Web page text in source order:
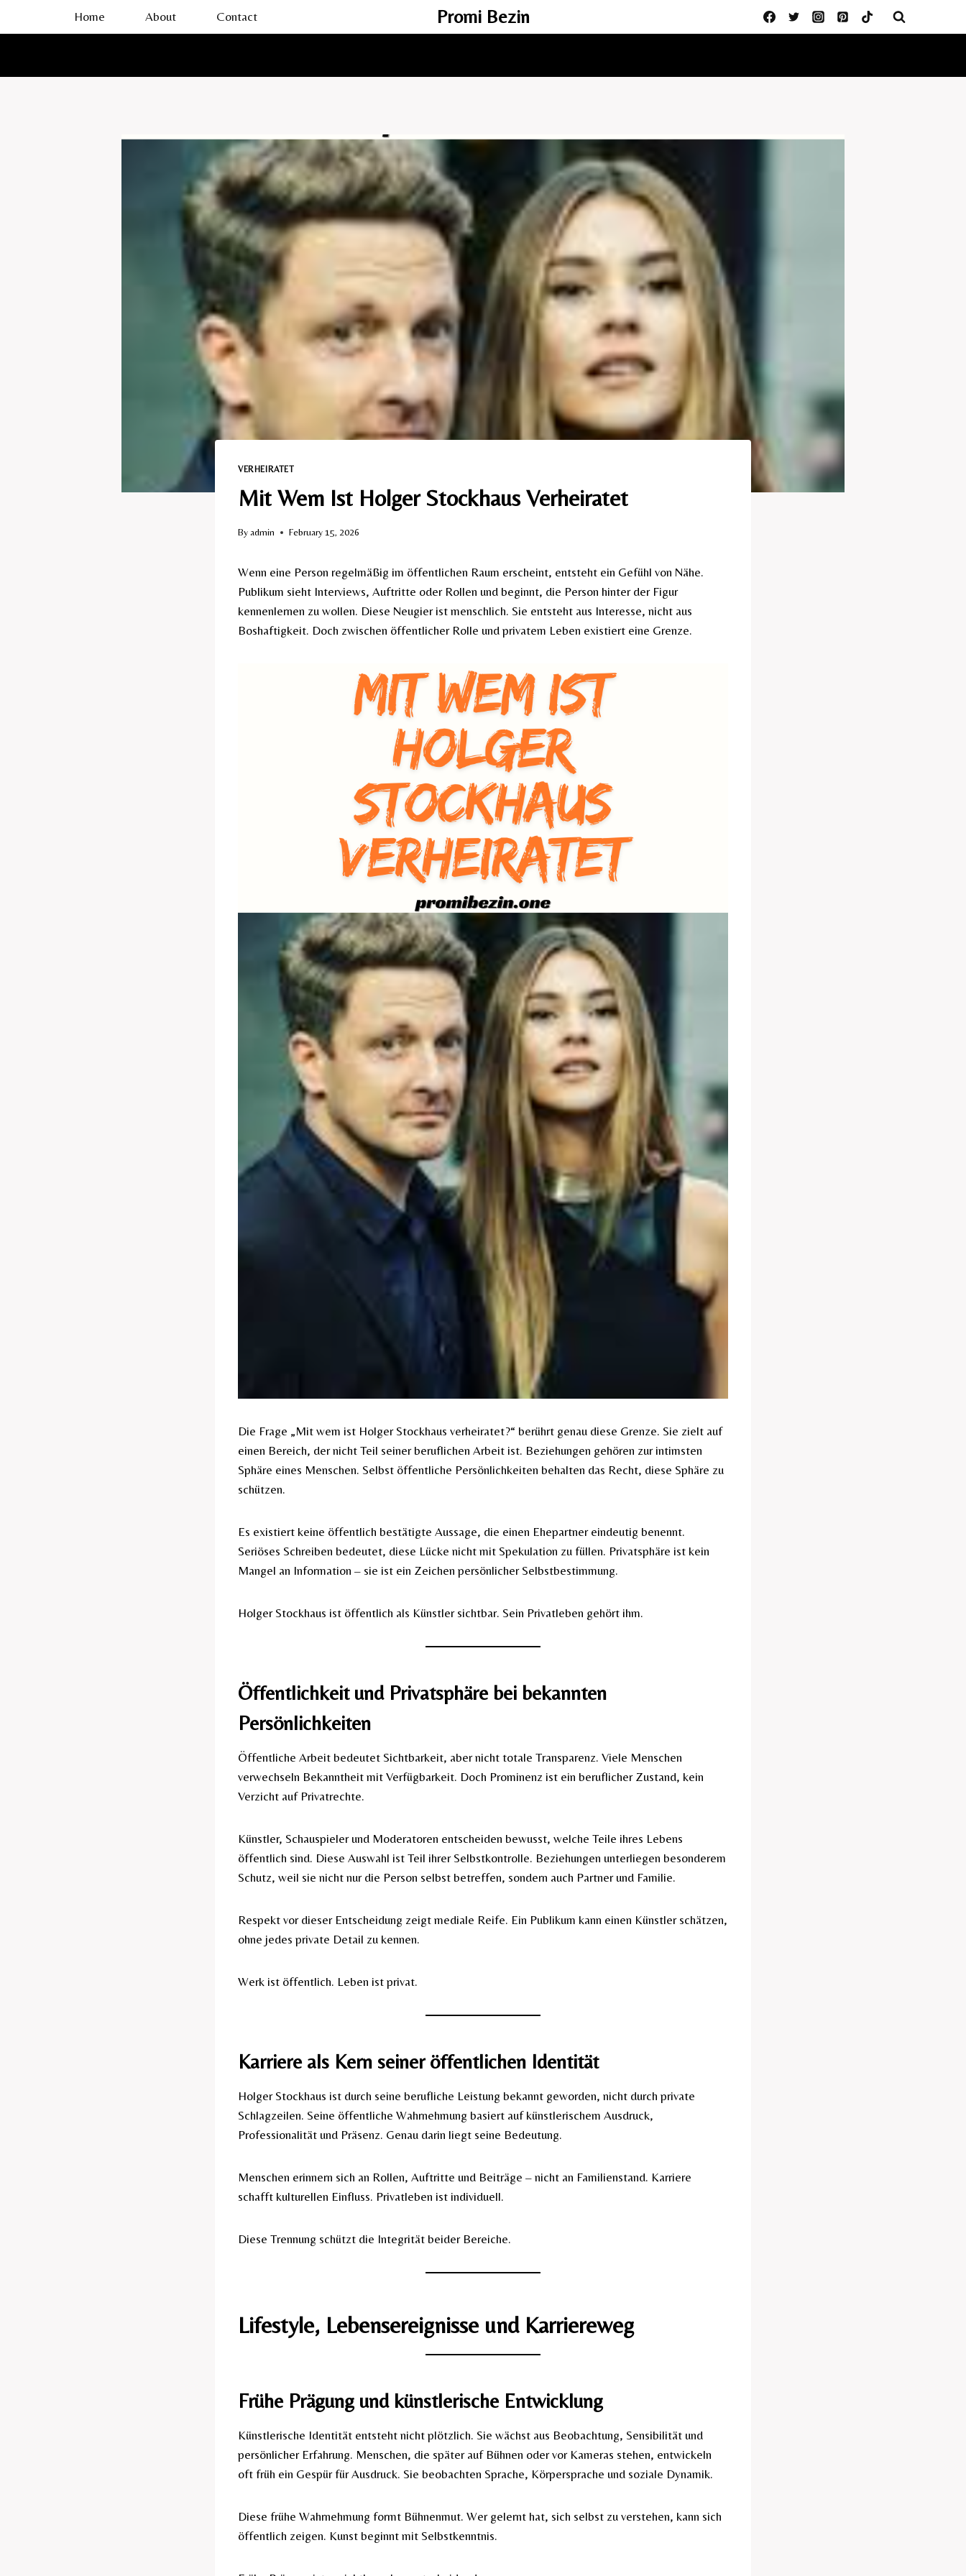
Home About Contact Promi Bezin
VERHEIRATET​
Mit Wem Ist Holger Stockhaus Verheiratet​
Byadmin February 15, 2026
Wenn eine Person regelmäßig im öffentlichen Raum erscheint, entsteht ein Gefühl von Nähe.
Publikum sieht Interviews, Auftritte oder Rollen und beginnt, die Person hinter der Figur
kennenlernen zu wollen. Diese Neugier ist menschlich. Sie entsteht aus Interesse, nicht aus
Boshaftigkeit. Doch zwischen öffentlicher Rolle und privatem Leben existiert eine Grenze.
Die Frage „Mit wem ist Holger Stockhaus verheiratet?“ berührt genau diese Grenze. Sie zielt auf
einen Bereich, der nicht Teil seiner beruflichen Arbeit ist. Beziehungen gehören zur intimsten
Sphäre eines Menschen. Selbst öffentliche Persönlichkeiten behalten das Recht, diese Sphäre zu
schützen.
Es existiert keine öffentlich bestätigte Aussage, die einen Ehepartner eindeutig benennt.
Seriöses Schreiben bedeutet, diese Lücke nicht mit Spekulation zu füllen. Privatsphäre ist kein
Mangel an Information – sie ist ein Zeichen persönlicher Selbstbestimmung.
Holger Stockhaus ist öffentlich als Künstler sichtbar. Sein Privatleben gehört ihm.
Öffentlichkeit und Privatsphäre bei bekannten
Persönlichkeiten
Öffentliche Arbeit bedeutet Sichtbarkeit, aber nicht totale Transparenz. Viele Menschen
verwechseln Bekanntheit mit Verfügbarkeit. Doch Prominenz ist ein beruflicher Zustand, kein
Verzicht auf Privatrechte.
Künstler, Schauspieler und Moderatoren entscheiden bewusst, welche Teile ihres Lebens
öffentlich sind. Diese Auswahl ist Teil ihrer Selbstkontrolle. Beziehungen unterliegen besonderem
Schutz, weil sie nicht nur die Person selbst betreffen, sondern auch Partner und Familie.
Respekt vor dieser Entscheidung zeigt mediale Reife. Ein Publikum kann einen Künstler schätzen,
ohne jedes private Detail zu kennen.
Werk ist öffentlich. Leben ist privat.
Karriere als Kern seiner öffentlichen Identität
Holger Stockhaus ist durch seine berufliche Leistung bekannt geworden, nicht durch private
Schlagzeilen. Seine öffentliche Wahrnehmung basiert auf künstlerischem Ausdruck,
Professionalität und Präsenz. Genau darin liegt seine Bedeutung.
Menschen erinnern sich an Rollen, Auftritte und Beiträge – nicht an Familienstand. Karriere
schafft kulturellen Einfluss. Privatleben ist individuell.
Diese Trennung schützt die Integrität beider Bereiche.
Lifestyle, Lebensereignisse und Karriereweg
Frühe Prägung und künstlerische Entwicklung
Künstlerische Identität entsteht nicht plötzlich. Sie wächst aus Beobachtung, Sensibilität und
persönlicher Erfahrung. Menschen, die später auf Bühnen oder vor Kameras stehen, entwickeln
oft früh ein Gespür für Ausdruck. Sie beobachten Sprache, Körpersprache und soziale Dynamik.
Diese frühe Wahrnehmung formt Bühnenmut. Wer gelernt hat, sich selbst zu verstehen, kann sich
öffentlich zeigen. Kunst beginnt mit Selbstkenntnis.